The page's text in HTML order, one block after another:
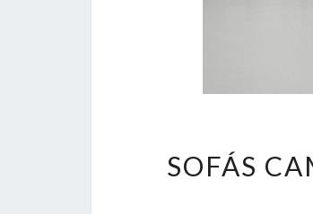
SOFÁS